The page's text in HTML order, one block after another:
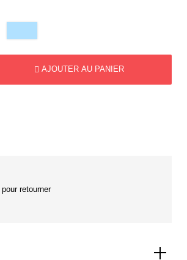
AJOUTER AU PANIER
retourner